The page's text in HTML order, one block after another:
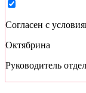
Cогласен с
Октябрина
Руководитель